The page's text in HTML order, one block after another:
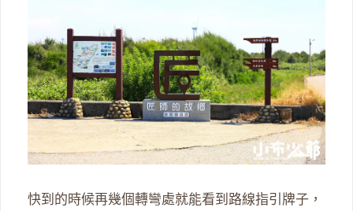
快到的時候再幾個轉彎處就能看到路線指引牌子，